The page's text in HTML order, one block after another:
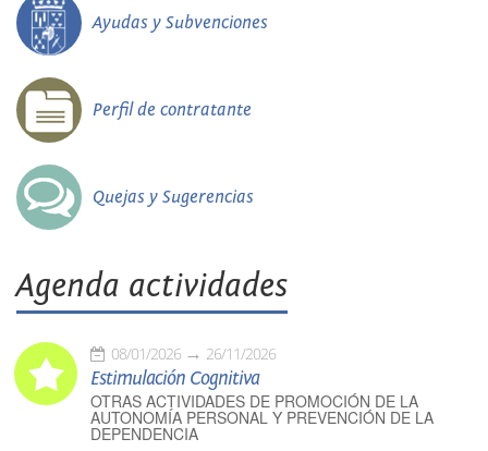
Ayudas y Subvenciones
Perfil de contratante
Quejas y Sugerencias
Agenda actividades
08/01/2026 26/11/2026
Estimulación Cognitiva
OTRAS ACTIVIDADES DE PROMOCIÓN DE LA
AUTONOMÍA PERSONAL Y PREVENCIÓN DE LA
DEPENDENCIA